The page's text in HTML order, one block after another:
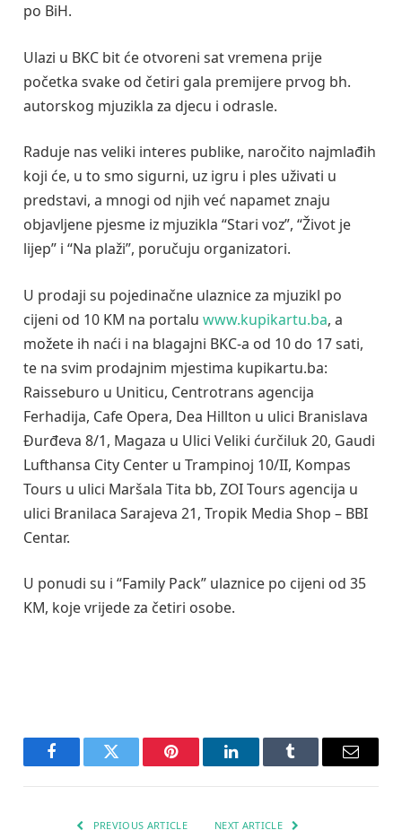
po BiH.
Ulazi u BKC bit će otvoreni sat vremena prije
početka svake od četiri gala premijere prvog bh.
autorskog mjuzikla za djecu i odrasle.
Raduje nas veliki interes publike, naročito najmlađih
koji će, u to smo sigurni, uz igru i ples uživati u
predstavi, a mnogi od njih već napamet znaju
objavljene pjesme iz mjuzikla “Stari voz”, “Život je
lijep” i “Na plaži”, poručuju organizatori.
U prodaji su pojedinačne ulaznice za mjuzikl po
cijeni od 10 KM na portalu www.kupikartu.ba, a
možete ih naći i na blagajni BKC-a od 10 do 17 sati,
te na svim prodajnim mjestima kupikartu.ba:
Raisseburo u Uniticu, Centrotrans agencija
Ferhadija, Cafe Opera, Dea Hillton u ulici Branislava
Đurđeva 8/1, Magaza u Ulici Veliki ćurčiluk 20, Gaudi
Lufthansa City Center u Trampinoj 10/II, Kompas
Tours u ulici Maršala Tita bb, ZOI Tours agencija u
ulici Branilaca Sarajeva 21, Tropik Media Shop – BBI
Centar.
U ponudi su i “Family Pack” ulaznice po cijeni od 35
KM, koje vrijede za četiri osobe.
FacebookTwitter Pinterest LinkedInTumblr Email
PREVIOUS ARTICLE NEXT ARTICLE